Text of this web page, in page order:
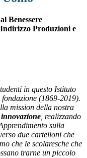
Benessere
Produzioni e
in questo Istituto
(1869-2019).
mission della nostra
innovazione, realizzando
sulla
due cartelloni che
che le scolaresche che
trarne un piccolo